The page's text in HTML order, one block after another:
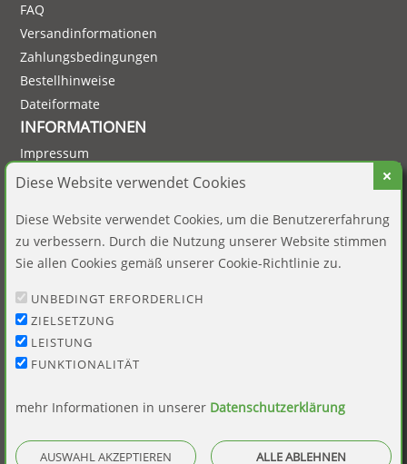
FAQ
Versandinformationen
Zahlungsbedingungen
Bestellhinweise
Dateiformate
INFORMATIONEN
Impressum
Datenschutz
Widerruf
Barrierefreiheit
Vertrag widerrufen
KUNDENBEREICH
Mein Konto
Warenkorb
KONTAKT
Arne Schiedt
Diese Website verwendet Cookies
Diese Website verwendet Cookies, um die Benutzererfahrung
zu verbessern. Durch die Nutzung unserer Website stimmen
Sie allen Cookies gemäß unserer Cookie-Richtlinie zu.
UNBEDINGT ERFORDERLICH
ZIELSETZUNG
LEISTUNG
FUNKTIONALITÄT
mehr Informationen in unserer Datenschutzerklärung
AUSWAHL AKZEPTIEREN ALLE ABLEHNEN